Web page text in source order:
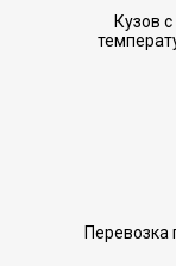
Кузов
Перевозка